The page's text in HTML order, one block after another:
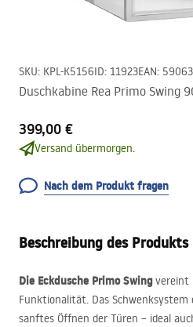
SKU: KPL-K5156ID: 11923EAN:
Duschkabine Rea Primo Swing
399,00 €
Versand übermorgen.
Nach dem Produkt fragen
Beschreibung des Produkts
Die Eckdusche Primo Swingvereint
Funktionalität. Das
sanftes Öffnen der Türen – ideal